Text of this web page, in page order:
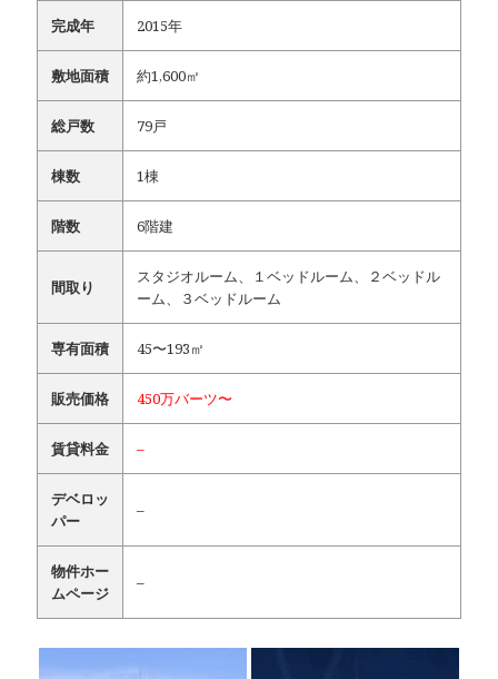
完成年 2015年
敷地面積 約1,600㎡
総戸数 79戸
棟数 1棟
階数 6階建
間取り
スタジオルーム、１ベッドルーム、２ベッドル
ーム、３ベッドルーム
専有面積 45〜193㎡
販売価格 450万バーツ〜
賃貸料金 –
デベロッ
パー
–
物件ホー
ムページ
–